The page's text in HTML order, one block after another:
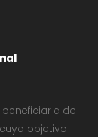
del
objetivo